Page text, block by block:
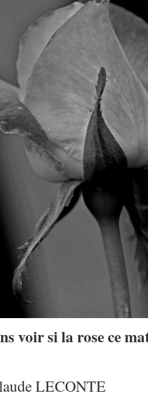
voir si la rose ce
LECONTE